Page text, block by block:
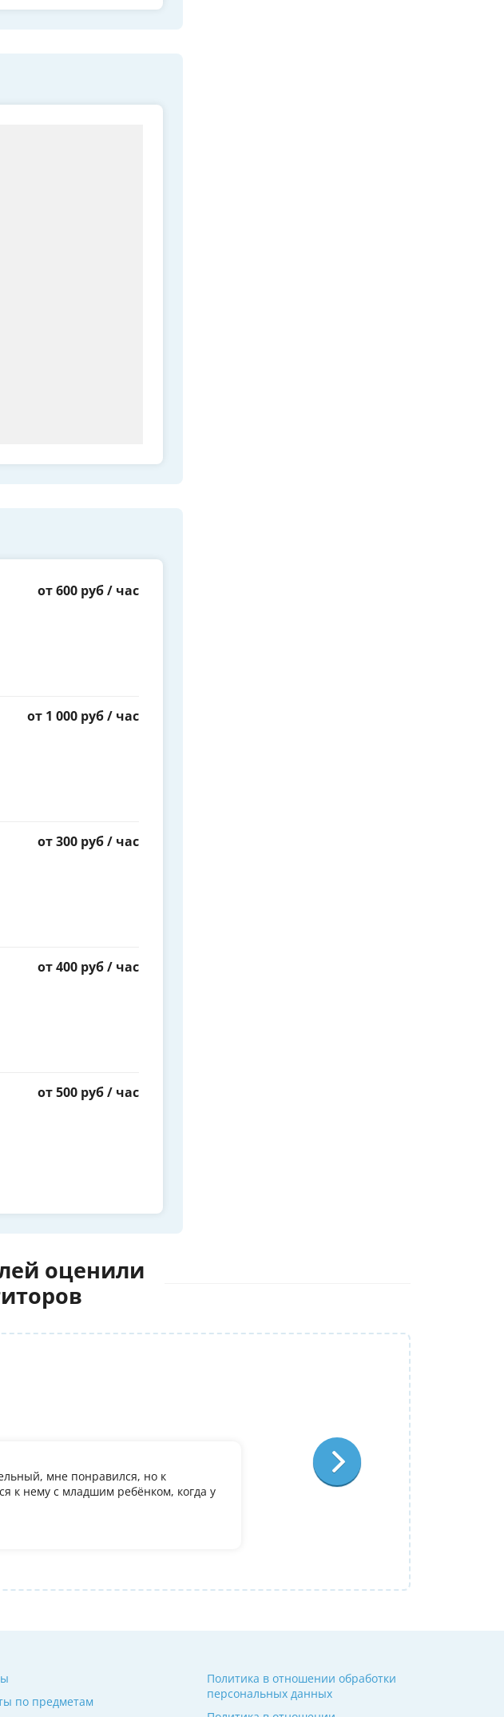
от 600 руб / час
от 1 000 руб / час
от 300 руб / час
от 400 руб / час
от 500 руб / час
оценили
мне понравился, но к
к нему с младшим ребёнком, когда у
Ольга Александровна
У дочери есть желание поступить в it
олимпиадеого уровня 7 и 8 класс за
9. Искали посильнее преподавателя
Ольгой Александровне! Спасибо!
по предметам
Политика в отношении обработки
персональных данных